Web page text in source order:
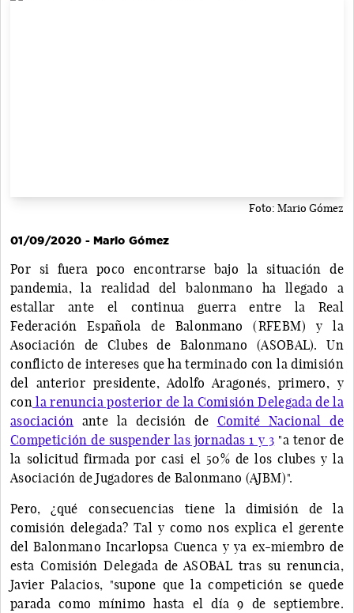
Foto: Mario Gómez
01/09/2020 - Mario Gómez
Por si fuera poco encontrarse bajo la situación de
pandemia, la realidad del balonmano ha llegado a
estallar ante el continua guerra entre la Real
Federación Española de Balonmano (RFEBM) y la
Asociación de Clubes de Balonmano (ASOBAL). Un
conflicto de intereses que ha terminado con la dimisión
del anterior presidente, Adolfo Aragonés, primero, y
con la renuncia posterior de la Comisión Delegada de la
asociación ante la decisión de Comité Nacional de
Competición de suspender las jornadas 1 y 3 "a tenor de
la solicitud firmada por casi el 50% de los clubes y la
Asociación de Jugadores de Balonmano (AJBM)".
Pero, ¿qué consecuencias tiene la dimisión de la
comisión delegada? Tal y como nos explica el gerente
del Balonmano Incarlopsa Cuenca y ya ex-miembro de
esta Comisión Delegada de ASOBAL tras su renuncia,
Javier Palacios, "supone que la competición se quede
parada como mínimo hasta el día 9 de septiembre.